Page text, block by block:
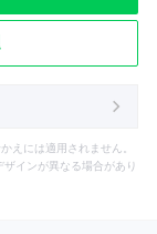
えには適用されません。
インが異なる場合があり